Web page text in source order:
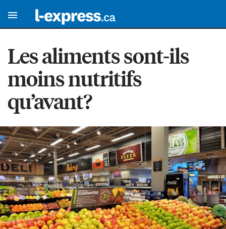
Les aliments sont-ils
moins nutritifs
qu’avant?